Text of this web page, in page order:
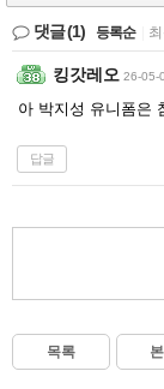
댓글(1) 등록순
킹갓레오 26-05-
아 박지성 유니폼은
답글
목록